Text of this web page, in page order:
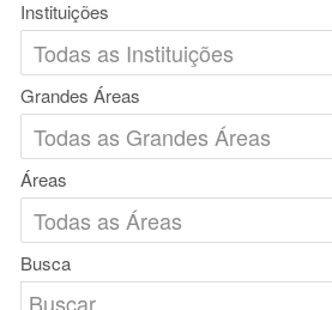
Instituições
Grandes Áreas
Áreas
Busca